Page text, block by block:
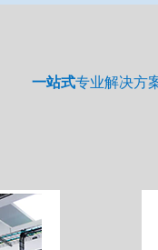
一站式专业解决方